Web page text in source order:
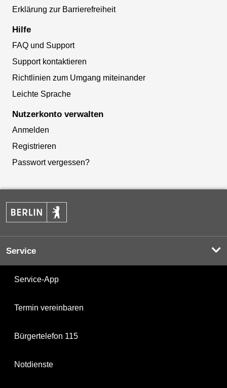
Erklärung zur Barrierefreiheit
Hilfe
FAQ und Support
Support kontaktieren
Richtlinien zum Umgang miteinander
Leichte Sprache
Nutzerkonto verwalten
Anmelden
Registrieren
Passwort vergessen?
Service
Service-App
Termin vereinbaren
Bürgertelefon 115
Notdienste